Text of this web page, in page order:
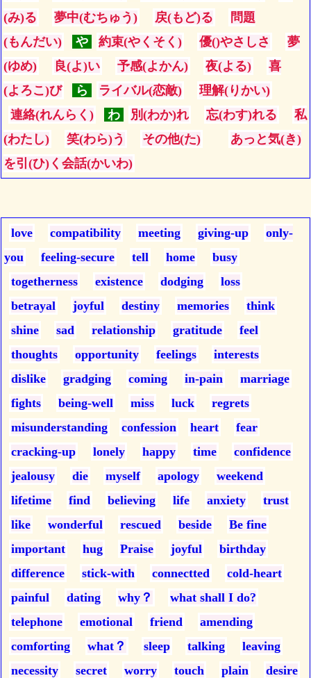
(み)る
夢中(むちゅう) 戻(もど)る
問題
(もんだい)
や 約束(やくそく) 優()やさしさ
夢
(ゆめ)
良(よ)い 予感(よかん) 夜(よる)
喜
(よろこ)び
ら ライバル(恋敵)
理解(りかい)
連絡(れんらく)
わ 別(わか)れ 忘(わす)れる
私
(わたし)
笑(わら)う その他(た)
あっと気(き)
を引(ひ)く会話(かいわ)
love compatibility meeting giving-up
only-
you
feeling-secure tell home
busy
togetherness
existence dodging
loss
betrayal
joyful destiny memories
think
shine
sad relationship gratitude
feel
thoughts
opportunity feelings
interests
dislike
gradging coming in-pain
marriage
fights
being-well miss luck
regrets
misunderstanding
confession heart
fear
cracking-up
lonely happy time
confidence
jealousy
die myself apology
weekend
lifetime
find believing life anxiety
trust
like
wonderful rescued beside
Be fine
important
hug Praise joyful
birthday
difference
stick-with connectted
cold-heart
painful
dating why？
what shall I do?
telephone
emotional friend
amending
comforting
what？ sleep talking
leaving
necessity
secret worry touch plain
desire